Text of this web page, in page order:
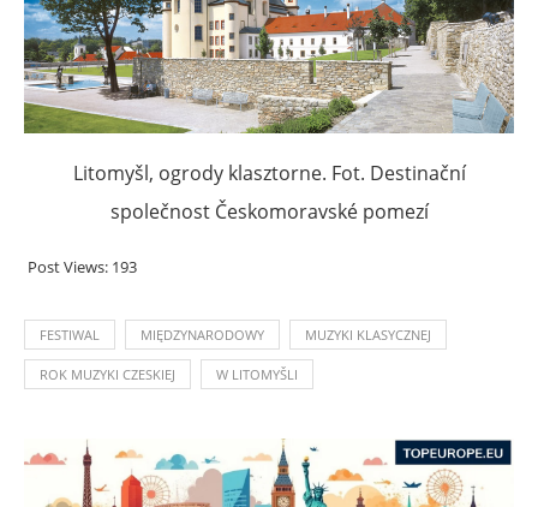
Litomyšl, ogrody klasztorne. Fot. Destinační
společnost Českomoravské pomezí
Post Views: 193
FESTIWAL MIĘDZYNARODOWY MUZYKI KLASYCZNEJ
ROK MUZYKI CZESKIEJ W LITOMYŠLI